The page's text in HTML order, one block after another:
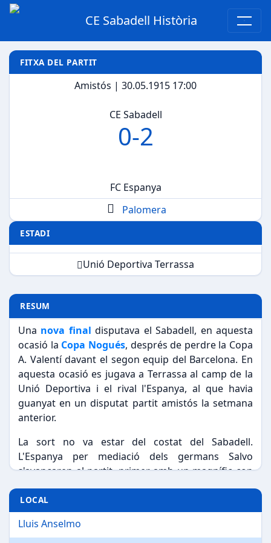
CE Sabadell Història
FITXA DEL PARTIT
Amistós | 30.05.1915 17:00
CE Sabadell
0-2
FC Espanya
Palomera
ESTADI
Unió Deportiva Terrassa
RESUM
Una nova final disputava el Sabadell, en aquesta
ocasió la Copa Nogués, després de perdre la Copa
A. Valentí davant el segon equip del Barcelona. En
aquesta ocasió es jugava a Terrassa al camp de la
Unió Deportiva i el rival l'Espanya, al que havia
guanyat en un disputat partit amistós la setmana
anterior.
La sort no va estar del costat del Sabadell.
L'Espanya per mediació dels germans Salvo
s'avançaren al partit, primer amb un magnífic cop
de cap i després amb xut queFíguls cregué que
anava fora i no va fer res per evitar-ho. Per si no
n'hi hagués prou, ungol fantasmava ser anul·lat
pel jutge de gol, l'àrbitre el desautoritzà donant el
LOCAL
Lluis Anselmo